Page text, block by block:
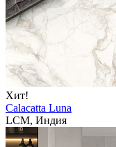
Хит!
Calacatta Luna
LCM, Индия